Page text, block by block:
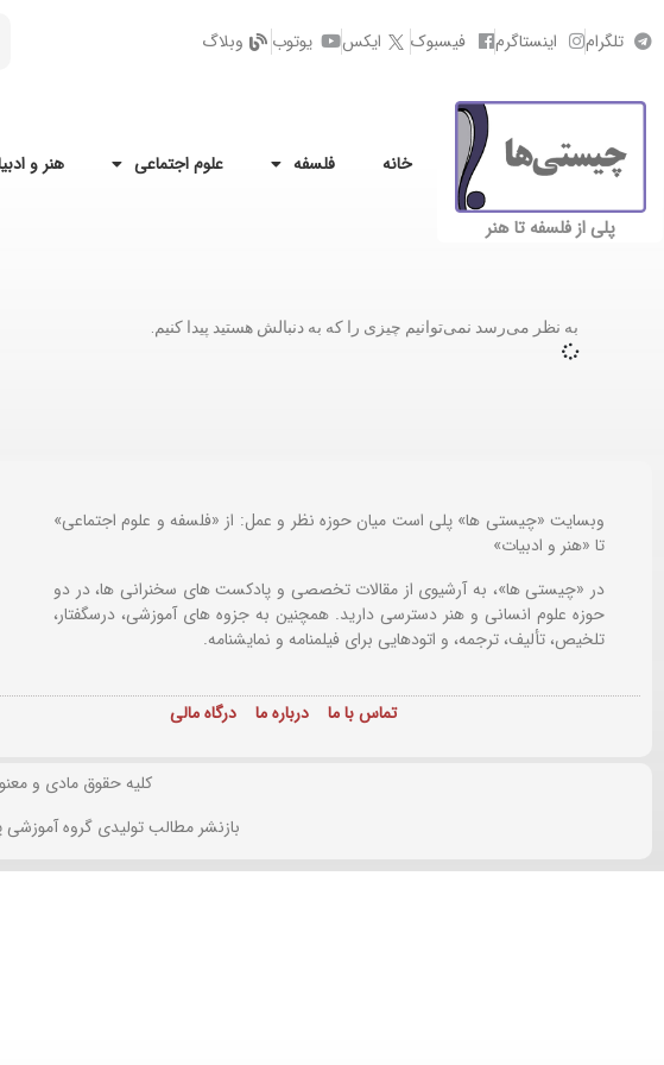
تلگرام اینستاگرم فیسبوک ایکس یوتوب وبلاگ
پلی از فلسفه تا هنر
خانه فلسفه علوم اجتماعی هنر و
به نظر می‌رسد نمی‌توانیم چیزی را که به دنبالش هستید پیدا کنیم.
وبسایت «چیستی ها» پلی است میان حوزه نظر و عمل: از «فلسفه و علوم اجتماعی»
تا «هنر و ادبیات»
در «چیستی ها»، به آرشیوی از مقالات تخصصی و پادکست های سخنرانی ها، در دو
حوزه علوم انسانی و هنر دسترسی دارید. همچنین به جزوه های آموزشی، درسگفتار،
تلخیص، تألیف، ترجمه، و اتودهایی برای فیلمنامه و نمایشنامه.
تماس با ما درباره ما درگاه مالی
کلیه حقوق مادی و
بازنشر مطالب تولیدی گروه